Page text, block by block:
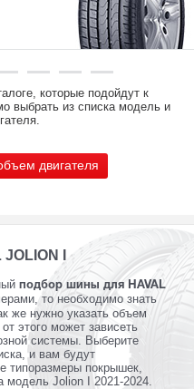
которые подойдут к
выбрать из списка модель и
двигателя
I
подбор шины для HAVAL
то необходимо знать
же нужно указать объем
этого может зависеть
системы. Выберите
и вам будут
типоразмеры покрышек,
модель Jolion I 2021-2024.